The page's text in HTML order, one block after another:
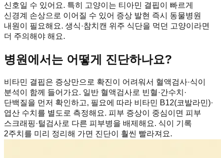
신호일 수 있어요. 특히 고양이는 티아민 결핍이 빠르게
신경계 손상으로 이어질 수 있어 증상 발현 즉시 동물병원
내원이 필요해요. 생식·참치캔 위주 식단을 먹던 고양이라면
더 주의해야 해요.
병원에서는 어떻게 진단하나요?
비타민 결핍은 증상만으로 확진이 어려워서 혈액검사·식이
분석이 함께 들어가요. 일반 혈액검사로 빈혈·간수치·
단백질을 먼저 확인하고, 필요에 따라 비타민 B12(코발라민)·
엽산 수치를 별도로 측정해요. 피부 증상이 중심이면 피부
스크래핑·털검사로 다른 피부병을 배제해요. 식이 기록
2주치를 미리 정리해 가면 진단이 훨씬 빨라져요.